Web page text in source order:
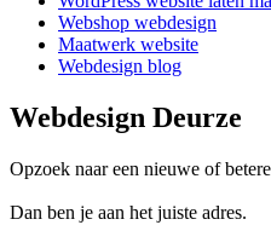
Webshop webdesign
Maatwerk website
Webdesign blog
Webdesign Deurze
Opzoek naar een nieuwe of
Dan ben je aan het juiste adres.